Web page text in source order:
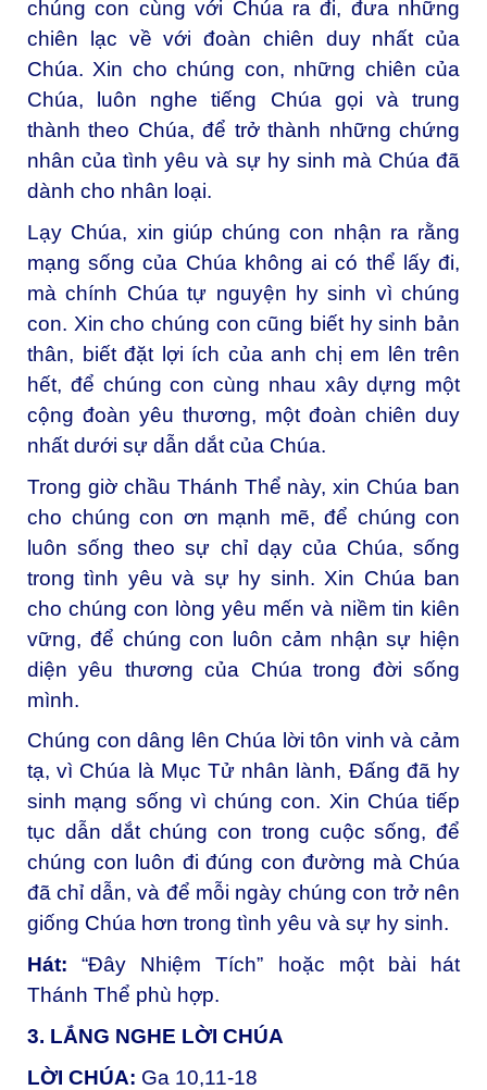
chúng con cùng với Chúa ra đi, đưa những
chiên lạc về với đoàn chiên duy nhất của
Chúa. Xin cho chúng con, những chiên của
Chúa, luôn nghe tiếng Chúa gọi và trung
thành theo Chúa, để trở thành những chứng
nhân của tình yêu và sự hy sinh mà Chúa đã
dành cho nhân loại.
Lạy Chúa, xin giúp chúng con nhận ra rằng
mạng sống của Chúa không ai có thể lấy đi,
mà chính Chúa tự nguyện hy sinh vì chúng
con. Xin cho chúng con cũng biết hy sinh bản
thân, biết đặt lợi ích của anh chị em lên trên
hết, để chúng con cùng nhau xây dựng một
cộng đoàn yêu thương, một đoàn chiên duy
nhất dưới sự dẫn dắt của Chúa.
Trong giờ chầu Thánh Thể này, xin Chúa ban
cho chúng con ơn mạnh mẽ, để chúng con
luôn sống theo sự chỉ dạy của Chúa, sống
trong tình yêu và sự hy sinh. Xin Chúa ban
cho chúng con lòng yêu mến và niềm tin kiên
vững, để chúng con luôn cảm nhận sự hiện
diện yêu thương của Chúa trong đời sống
mình.
Chúng con dâng lên Chúa lời tôn vinh và cảm
tạ, vì Chúa là Mục Tử nhân lành, Đấng đã hy
sinh mạng sống vì chúng con. Xin Chúa tiếp
tục dẫn dắt chúng con trong cuộc sống, để
chúng con luôn đi đúng con đường mà Chúa
đã chỉ dẫn, và để mỗi ngày chúng con trở nên
giống Chúa hơn trong tình yêu và sự hy sinh.
Hát:“Đây Nhiệm Tích” hoặc một bài hát
Thánh Thể phù hợp.
3. LẮNG NGHE LỜI CHÚA
LỜI CHÚA: Ga 10,11-18